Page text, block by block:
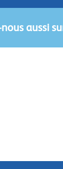
nous aussi